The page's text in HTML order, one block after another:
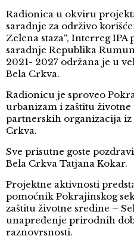
Radionica u okviru
saradnje za održivo
Zelena staza“, Interreg
saradnje Republika
2021- 2027 održana je u
Bela Crkva.
Radionicu je sproveo
urbanizam i zaštitu životne
partnerskih organizacija
Crkva.
Sve prisutne goste
Bela Crkva Tatjana Kokar.
Projektne aktivnosti
pomoćnik Pokrajinskog
zaštitu životne sredine –
unapređenje prirodnih
raznovrsnosti.